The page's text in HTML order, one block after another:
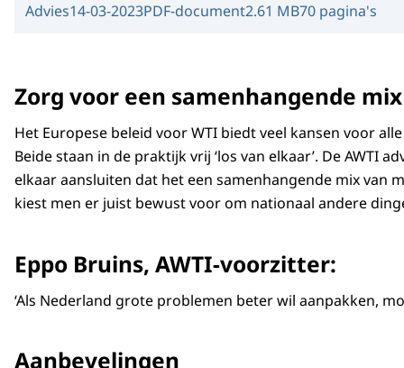
Advies14-03-2023PDF-document2.61 MB70 pagina's
Zorg voor een samenhangende
Het Europese beleid voor WTI biedt veel kansen voor
Beide staan in de praktijk vrij ‘los van elkaar’. De AWTI
elkaar aansluiten dat het een samenhangende mix van
kiest men er juist bewust voor om nationaal andere
Eppo Bruins, AWTI-voorzitter:
‘Als Nederland grote problemen beter wil aanpakken,
Aanbevelingen